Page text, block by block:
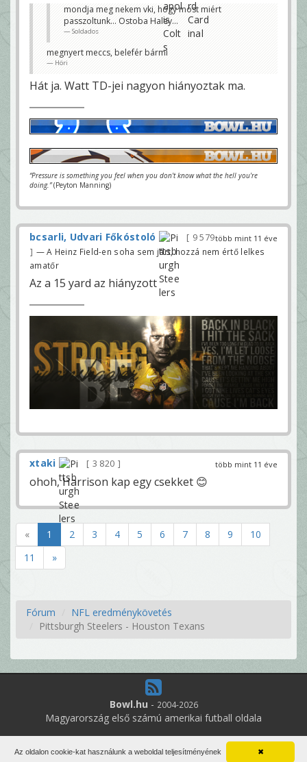
mondja meg nekem vki, hogy most miért
passzoltunk... Ostoba Haley...
Soldados
megnyert meccs, belefér bármi
Höri
Hát ja. Watt TD-jei nagyon hiányoztak ma.
“Pressure is something you feel when you don't know what the hell you're
doing.”(Peyton Manning)
több mint 11 éve
bcsarli, Udvari Főkóstoló 9 579
— A Heinz Field-en soha sem járt, hozzá nem értő lelkes
amatőr
Az a 15 yard az hiányzott
több mint 11 éve
xtaki 3 820
ohoh, Harrison kap egy csekket 😊
« 1 2 3 4 5 6 7 8 9
10
11
»
Fórum
NFL eredménykövetés
Pittsburgh Steelers - Houston Texans
Bowl.hu - 2004-2026
Magyarország első számú amerikai futball oldala
2
online felhasználó
Minden jog fenntartva. Írott anyagok újraközlése csak a szerző
✖
Az oldalon cookie-kat használunk a weboldal teljesítményének